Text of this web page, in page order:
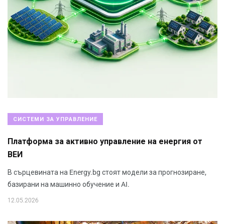
СИСТЕМИ ЗА УПРАВЛЕНИЕ
Платформа за активно управление на енергия от
ВЕИ
В сърцевината на Energy.bg стоят модели за прогнозиране,
базирани на машинно обучение и AI.
12.05.2026